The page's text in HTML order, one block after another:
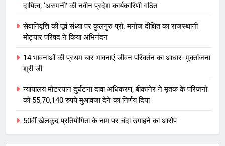
दायित्व; ‘असमनी’ की नवीन प्रदेश कार्यकारिणी गठित
सेवानिवृत्ति की पूर्व संध्या पर कुलगुरु प्रो. मनोज दीक्षित का राजस्थानी
मोट्यार परिषद ने किया अभिनंदन
14 भावनाओं की प्रथम चार भावनाएं जीवन परिवर्तन का आधार- मुक्तांजना
श्री जी
न्यायालय मोटरयान दुर्घटना दावा अधिकरण, बीकानेर ने मृतक के परिजनों
को 55,70,140 रुपये मुआवजा देने का निर्णय दिया
50वीं खेलकूद प्रतियोगिता के नाम पर चंदा उगाहने का आरोप